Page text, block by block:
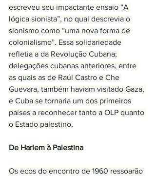
escreveu seu impactante ensaio “A
lógica sionista”, no qual descrevia o
sionismo como “uma nova forma de
colonialismo”. Essa solidariedade
refletia a da Revolução Cubana;
delegações cubanas anteriores, entre
as quais as de Raúl Castro e Che
Guevara, também haviam visitado Gaza,
e Cuba se tornaria um dos primeiros
países a reconhecer tanto a OLP quanto
o Estado palestino.
De Harlem à Palestina
Os ecos do encontro de 1960 ressoarão